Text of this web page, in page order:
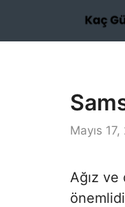
Mayıs
Ağız